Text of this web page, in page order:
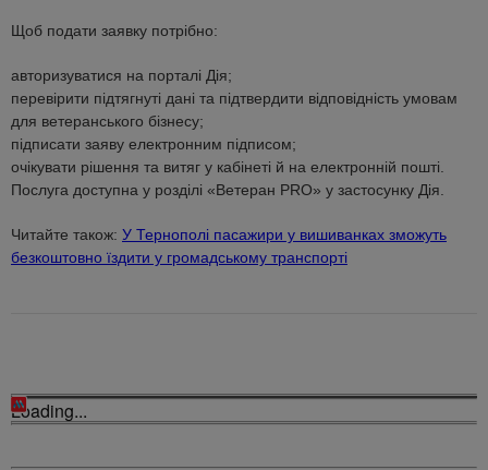
Щоб подати заявку потрібно:
авторизуватися на порталі Дія;
перевірити підтягнуті дані та підтвердити відповідність умовам
для ветеранського бізнесу;
підписати заяву електронним підписом;
очікувати рішення та витяг у кабінеті й на електронній пошті.
Послуга доступна у розділі «Ветеран PRO» у застосунку Дія.
Читайте також: У Тернополі пасажири у вишиванках зможуть
безкоштовно їздити у громадському транспорті
Loading...